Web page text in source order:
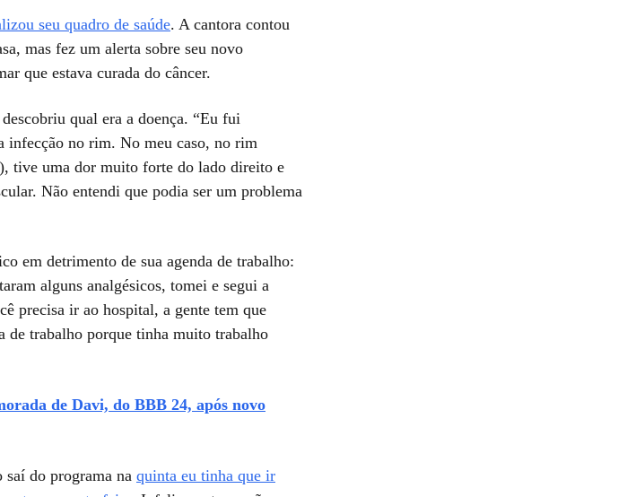
seu quadro de saúde. A cantora contou
mas fez um alerta sobre seu novo
que estava curada do câncer.
qual era a doença. “Eu fui
infecção no rim. No meu caso, no rim
tive uma dor muito forte do lado direito e
Não entendi que podia ser um problema
em detrimento de sua agenda de trabalho:
alguns analgésicos, tomei e segui a
precisa ir ao hospital, a gente tem que
de trabalho porque tinha muito trabalho
de Davi, do BBB 24, após novo
saí do programa na quinta eu tinha que ir